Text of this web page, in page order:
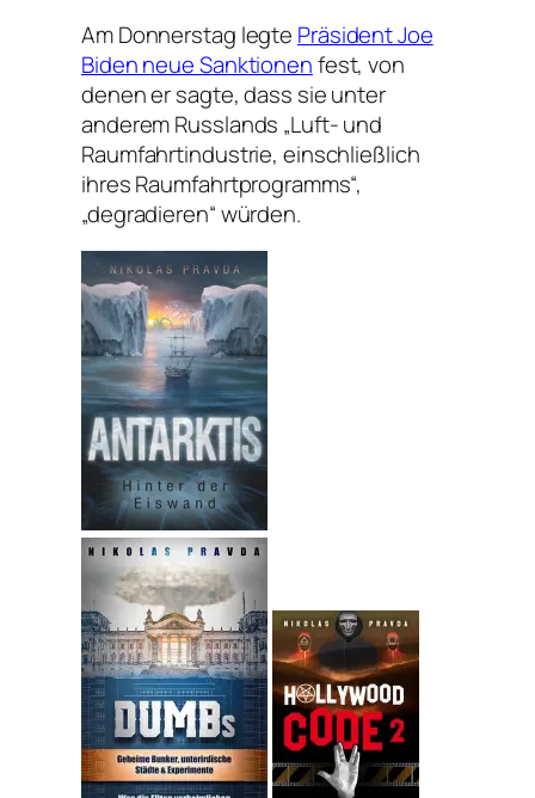
Am Donnerstag legte Präsident Joe
Biden neue Sanktionenfest, von
denen er sagte, dass sie unter
anderem Russlands „Luft- und
Raumfahrtindustrie, einschließlich
ihres Raumfahrtprogramms“,
„degradieren“ würden.